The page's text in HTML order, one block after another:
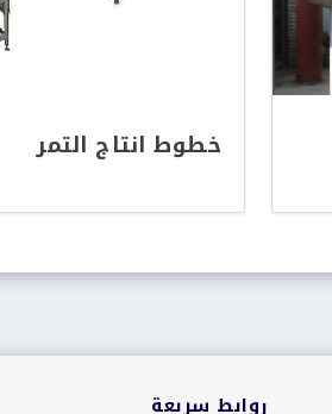
خطوط انتاج التمر
روابط سريعة